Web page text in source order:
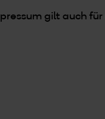
gilt auch